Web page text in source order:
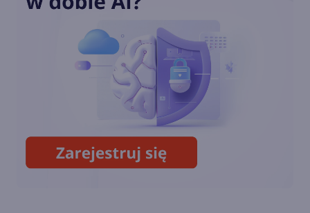
Microsoft opatentował
8BitDo wypuści klawiaturę i
mysz w stylu retro Xboksa